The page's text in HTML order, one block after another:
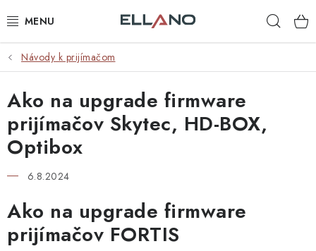
na
NOVINKY
PRÍJEM TV
ELEKTRO
ZÁHRADA
AUTO - MOTO - CYKLO
ROZBALENÝ TOVAR
Návody k prijímačom
Ako na upgrade firmware
prijímačov Skytec, HD-BOX,
Optibox
6.8.2024
Ako na upgrade firmware
prijímačov FORTIS